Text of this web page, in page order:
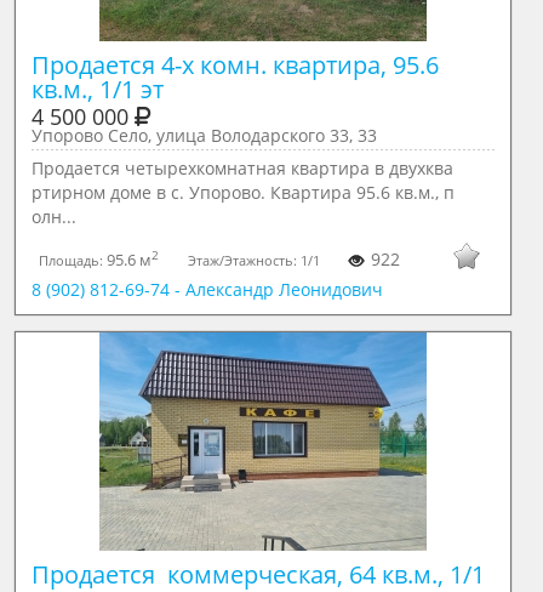
Продается 4-х комн. квартира, 95.6
кв.м., 1/1 эт
4 500 000
Упорово Село, улица Володарского 33, 33
Продается четырехкомнатная квартира в двухква
ртирном доме в с. Упорово. Квартира 95.6 кв.м., п
олн...
Площадь:95.6 м2 Этаж/Этажность: 1/1
922
8 (902) 812-69-74 - Александр Леонидович
Продается  коммерческая, 64 кв.м., 1/1